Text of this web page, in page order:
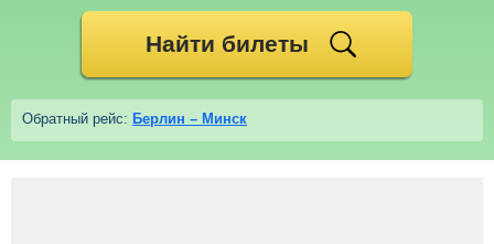
Найти билеты
Обратный рейс: Берлин – Минск